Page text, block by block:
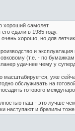
хороший самолет.
сдали в 1985 году.
очень хорошо, но для
и
(т.е. - по
удачнее чему у
уже
обслуживать на
готового
наш - это лучше
наступают и бразилы